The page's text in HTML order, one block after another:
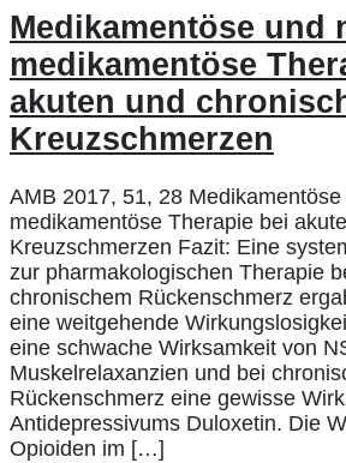
Medikamentöse und
medikamentöse
akuten und
Kreuzschmerzen
AMB 2017, 51, 28
medikamentöse Therapie bei
Kreuzschmerzen Fazit: Eine
zur pharmakologischen Therapie
chronischem Rückenschmerz
eine weitgehende
eine schwache Wirksamkeit von
Muskelrelaxanzien und bei
Rückenschmerz eine gewisse
Antidepressivums Duloxetin. Die
Opioiden im […]